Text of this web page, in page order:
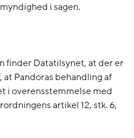
i sagen.
finder Datatilsynet, at der er
at Pandoras behandling af
i overensstemmelse med
artikel 12, stk. 6,